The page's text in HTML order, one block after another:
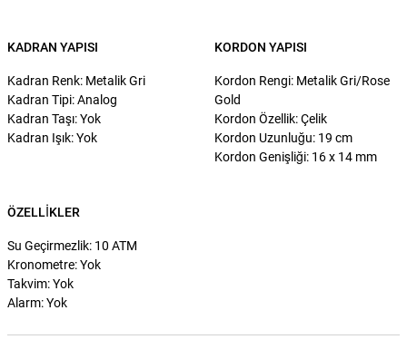
KADRAN YAPISI
Kadran Renk: Metalik Gri
Kadran Tipi: Analog
Kadran Taşı: Yok
Kadran Işık: Yok
KORDON YAPISI
Kordon Rengi: Metalik Gri/Rose
Gold
Kordon Özellik: Çelik
Kordon Uzunluğu: 19 cm
Kordon Genişliği: 16 x 14 mm
ÖZELLIKLER
Su Geçirmezlik: 10 ATM
Kronometre: Yok
Takvim: Yok
Alarm: Yok